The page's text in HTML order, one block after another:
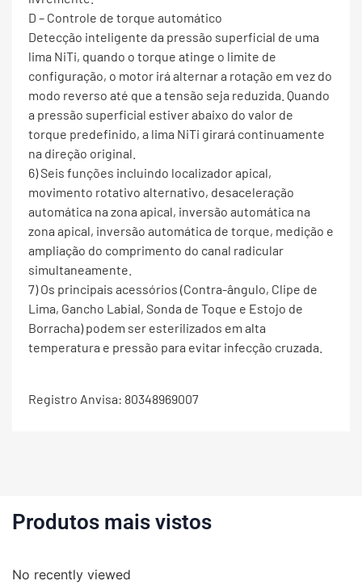
D – Controle de torque automático
Detecção inteligente da pressão superficial de uma
lima NiTi, quando o torque atinge o limite de
configuração, o motor irá alternar a rotação em vez do
modo reverso até que a tensão seja reduzida. Quando
a pressão superficial estiver abaixo do valor de
torque predefinido, a lima NiTi girará continuamente
na direção original.
6) Seis funções incluindo localizador apical,
movimento rotativo alternativo, desaceleração
automática na zona apical, inversão automática na
zona apical, inversão automática de torque, medição e
ampliação do comprimento do canal radicular
simultaneamente.
7) Os principais acessórios (Contra-ângulo, Clipe de
Lima, Gancho Labial, Sonda de Toque e Estojo de
Borracha) podem ser esterilizados em alta
temperatura e pressão para evitar infecção cruzada.
Registro Anvisa: 80348969007
Produtos mais vistos
No recently viewed